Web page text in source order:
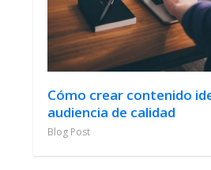
Cómo crear contenido
audiencia de calidad
Blog Post